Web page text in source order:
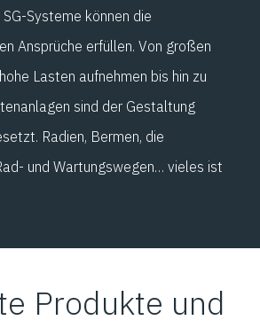
Systeme können die
Ansprüche erfüllen. Von großen
Lasten aufnehmen bis hin zu
sind der Gestaltung
Radien, Bermen, die
und Wartungswegen… vieles ist
Produkte und